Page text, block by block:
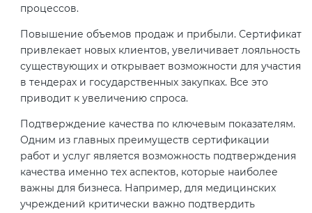
процессов.
Повышение объемов продаж и прибыли. Сертификат
привлекает новых клиентов, увеличивает лояльность
существующих и открывает возможности для участия
в тендерах и государственных закупках. Все это
приводит к увеличению спроса.
Подтверждение качества по ключевым показателям.
Одним из главных преимуществ сертификации
работ и услуг является возможность подтверждения
качества именно тех аспектов, которые наиболее
важны для бизнеса. Например, для медицинских
учреждений критически важно подтвердить